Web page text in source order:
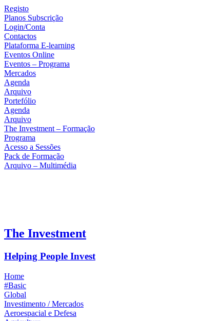
Registo
Planos Subscrição
Login/Conta
Contactos
Plataforma E-learning
Eventos Online
Eventos – Programa
Mercados
Agenda
Arquivo
Portefólio
Agenda
Arquivo
The Investment – Formação
Programa
Acesso a Sessões
Pack de Formação
Arquivo – Multimédia
The Investment
Helping People Invest
Home
#Basic
Global
Investimento / Mercados
Aeroespacial e Defesa